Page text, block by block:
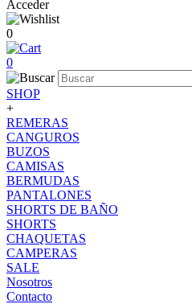
Acceder
0
0
SHOP
+
REMERAS
CANGUROS
BUZOS
CAMISAS
BERMUDAS
PANTALONES
SHORTS DE BAÑO
SHORTS
CHAQUETAS
CAMPERAS
SALE
Nosotros
Contacto